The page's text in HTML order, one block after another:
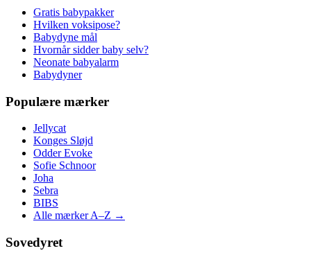
Gratis babypakker
Hvilken voksipose?
Babydyne mål
Hvornår sidder baby selv?
Neonate babyalarm
Babydyner
Populære mærker
Jellycat
Konges Sløjd
Odder Evoke
Sofie Schnoor
Joha
Sebra
BIBS
Alle mærker A–Z →
Sovedyret